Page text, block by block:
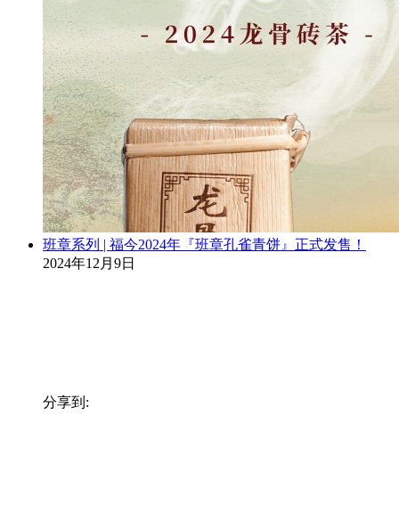
班章系列 | 福今2024年『班章孔雀青饼』正式发售！
2024年12月9日
分享到: